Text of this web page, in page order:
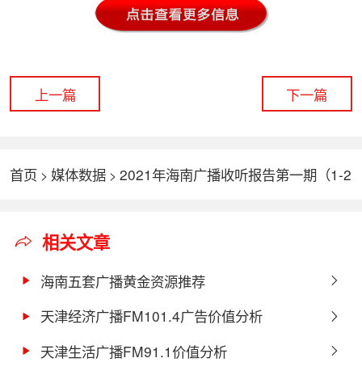
上一篇 下一篇
首页 > 媒体数据 >2021年海南广播收听报告第一期（1-2
相关文章
海南五套广播黄金资源推荐
天津经济广播FM101.4广告价值分析
天津生活广播FM91.1价值分析